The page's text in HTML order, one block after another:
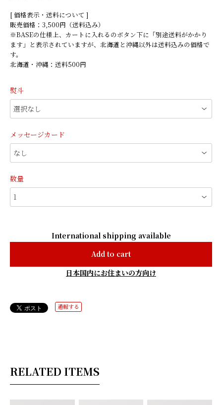
[ 価格表示・送料について ]
販売価格：3,500円（送料込み）
※BASEの仕様上、カートに入れるのボタン下に「別途送料がかかり
ます」と表示されていますが、北海道と沖縄以外は送料込みの価格で
す。
北海道・沖縄：送料500円
熨斗
メッセージカード
数量
International shipping available
Add to cart
日本国内にお住まいの方向け
通報する
RELATED ITEMS